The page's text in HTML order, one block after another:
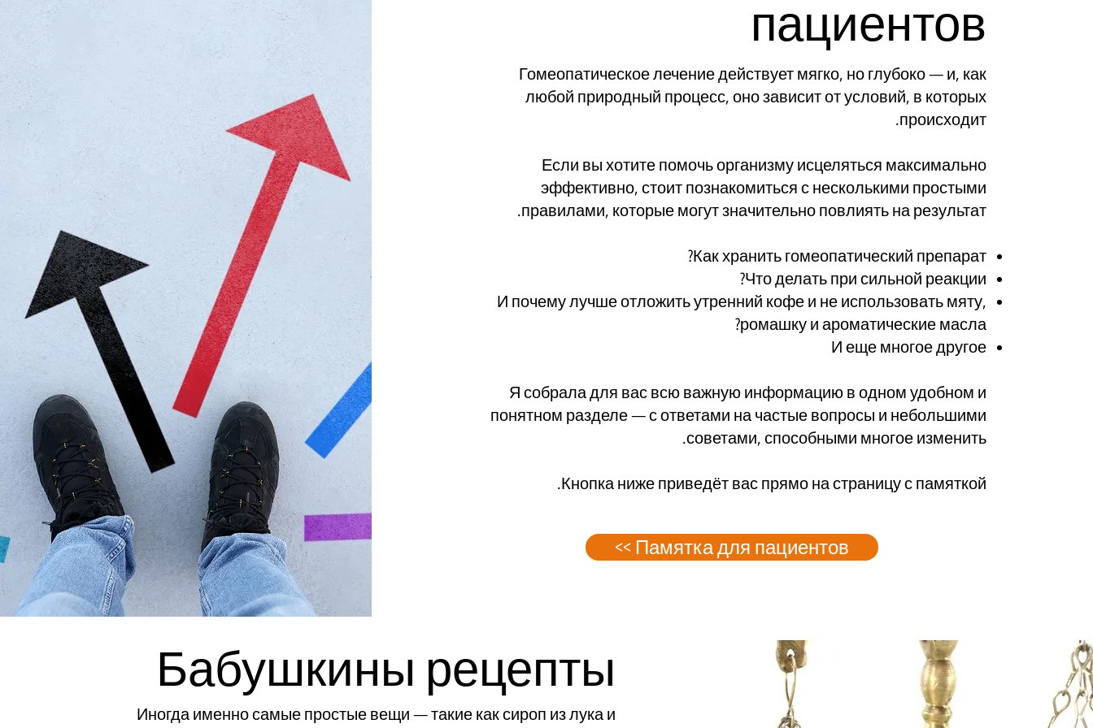
пациентов
Гомеопатическое лечение действует мягко, но глубоко — и, как
любой природный процесс, оно зависит от условий, в которых
происходит.
Если вы хотите помочь организму исцеляться максимально
эффективно, стоит познакомиться с несколькими простыми
правилами, которые могут значительно повлиять на результат.
Как хранить гомеопатический препарат?
Что делать при сильной реакции?
И почему лучше отложить утренний кофе и не использовать мяту,
ромашку и ароматические масла?
И еще многое другое
Я собрала для вас всю важную информацию в одном удобном и
понятном разделе — с ответами на частые вопросы и небольшими
советами, способными многое изменить.
Кнопка ниже приведёт вас прямо на страницу с памяткой.
Памятка для пациентов >>
Бабушкины рецепты
Иногда именно самые простые вещи — такие как сироп из лука и